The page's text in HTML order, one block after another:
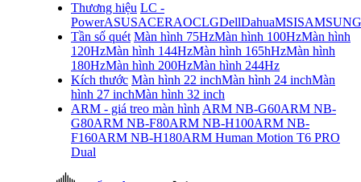
Thương hiệu LC -
PowerASUSACERAOCLGDellDahuaMSISAMSUNG
Tần số quét Màn hình 75HzMàn hình 100HzMàn hình
120HzMàn hình 144HzMàn hình 165hHzMàn hình
180HzMàn hình 200HzMàn hình 244Hz
Kích thước Màn hình 22 inchMàn hình 24 inchMàn
hình 27 inchMàn hình 32 inch
ARM - giá treo màn hình ARM NB-G60ARM NB-
G80ARM NB-F80ARM NB-H100ARM NB-
F160ARM NB-H180ARM Human Motion T6 PRO
Dual